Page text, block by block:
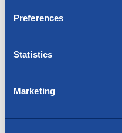
Preferences
Statistics
Marketing
Reilun
yrityksiä